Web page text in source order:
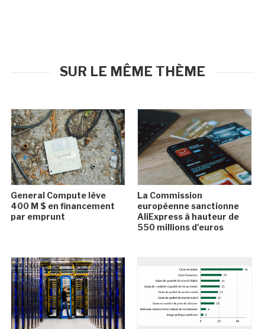
SUR LE MÊME THÈME
General Compute lève
400 M $ en financement
par emprunt
La Commission
européenne sanctionne
AliExpress à hauteur de
550 millions d'euros